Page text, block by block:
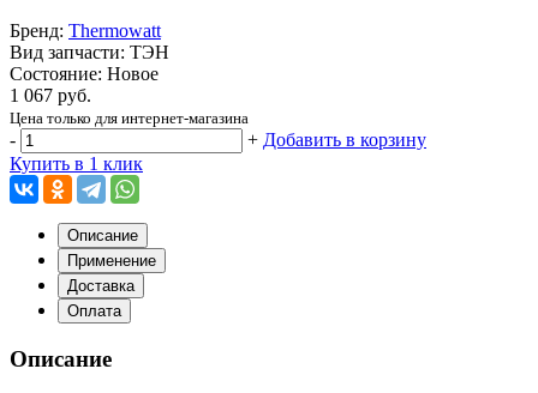
Бренд: Thermowatt
Вид запчасти: ТЭН
Состояние: Новое
1 067 руб.
Цена только для интернет-магазина
- + Добавить в корзину
Купить в 1 клик
Описание
Применение
Доставка
Оплата
Описание